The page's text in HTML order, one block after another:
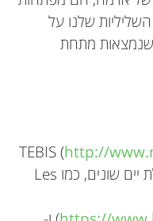
שלנו על
שנמצאות מתחת
http://
) ולארגונים בלתי ממשלת יים שונים, כמו Les